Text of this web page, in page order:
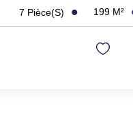
7 Pièce(s) 199 M²